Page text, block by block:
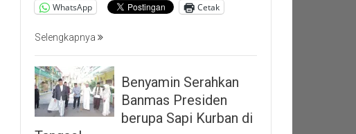
WhatsApp Cetak
Selengkapnya
Benyamin Serahkan
Banmas Presiden
berupa Sapi Kurban di